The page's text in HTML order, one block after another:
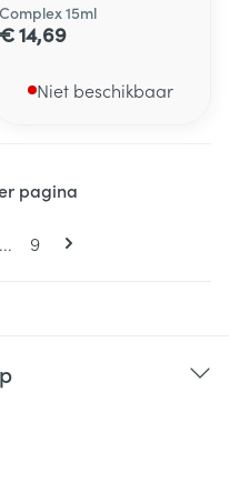
Complex 15ml
€ 14,69
Niet beschikbaar
pagina
... Pagina
9
pagina